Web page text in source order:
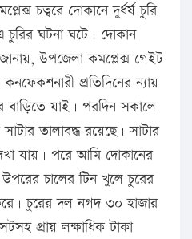
চত্বরে দোকানে দুর্ধর্ষ চুরি
চুরির ঘটনা ঘটে। দোকান
উপজেলা কমপ্লেক্স গেইট
কনফেকশনারী প্রতিদিনের ন্যায়
যাই। পরদিন সকালে
তালাবদ্ধ রয়েছে। সাটার
যায়। পরে আমি দোকানের
চালের টিন খুলে চুরের
চুরের দল নগদ ৩০ হাজার
প্রায় লক্ষাধিক টাকা